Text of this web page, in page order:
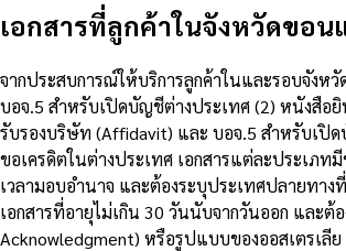
เอกสารที่ลูกค้าในจังหวัดขอ
จากประสบการณ์ให้บริการลูกค้าในและรอบจัง
บอจ.5 สำหรับเปิดบัญชีต่างประเทศ (2) หนังสือ
รับรองบริษัท (Affidavit) และ บอจ.5 สำหรับเปิ
ขอเครดิตในต่างประเทศ เอกสารแต่ละประเภ
เวลามอบอำนาจ และต้องระบุประเทศปลายทา
เอกสารที่อายุไม่เกิน 30 วันนับจากวันออก และ
Acknowledgment) หรือรูปแบบของออสเตรเ